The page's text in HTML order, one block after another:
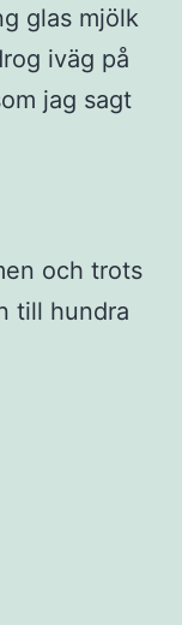
glas mjölk
iväg på
jag sagt
och trots
till hundra